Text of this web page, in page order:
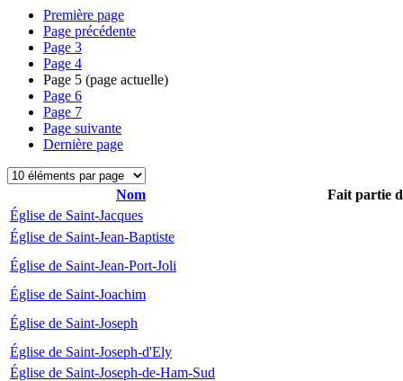
Première page
Page précédente
Page 3
Page 4
Page 5 (page actuelle)
Page 6
Page 7
Page suivante
Dernière page
Nom
Fait partie
Église de Saint-Jacques
Église de Saint-Jean-Baptiste
Église de Saint-Jean-Port-Joli
Église de Saint-Joachim
Église de Saint-Joseph
Église de Saint-Joseph-d'Ely
Église de Saint-Joseph-de-Ham-Sud